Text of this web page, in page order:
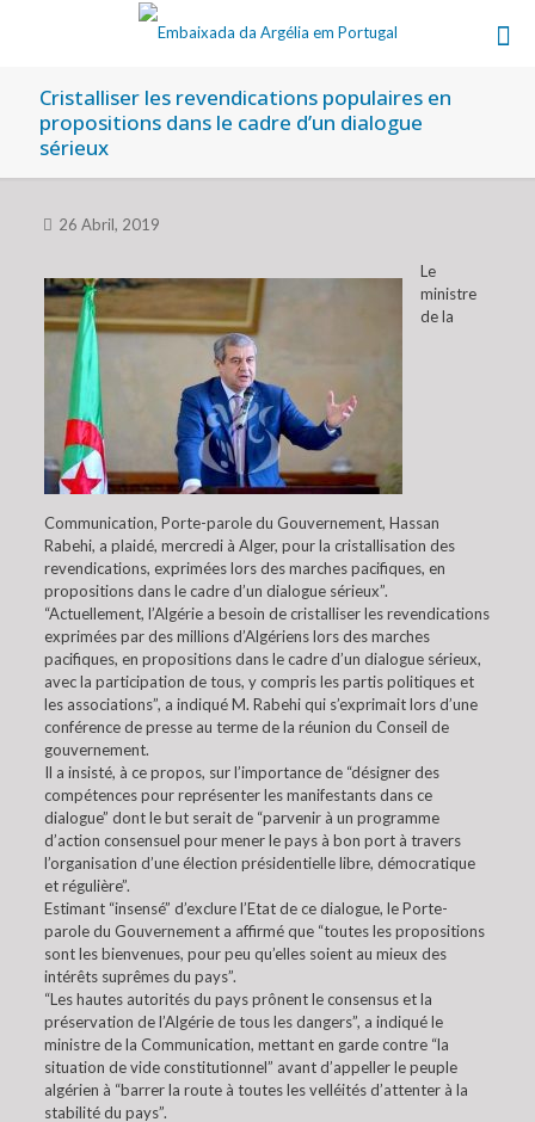
Cristalliser les revendications populaires en
propositions dans le cadre d’un dialogue
sérieux
26 Abril, 2019
Le
ministre
de la
Communication, Porte-parole du Gouvernement, Hassan
Rabehi, a plaidé, mercredi à Alger, pour la cristallisation des
revendications, exprimées lors des marches pacifiques, en
propositions dans le cadre d’un dialogue sérieux”.
“Actuellement, l’Algérie a besoin de cristalliser les revendications
exprimées par des millions d’Algériens lors des marches
pacifiques, en propositions dans le cadre d’un dialogue sérieux,
avec la participation de tous, y compris les partis politiques et
les associations”, a indiqué M. Rabehi qui s’exprimait lors d’une
conférence de presse au terme de la réunion du Conseil de
gouvernement.
Il a insisté, à ce propos, sur l’importance de “désigner des
compétences pour représenter les manifestants dans ce
dialogue” dont le but serait de “parvenir à un programme
d’action consensuel pour mener le pays à bon port à travers
l’organisation d’une élection présidentielle libre, démocratique
et régulière”.
Estimant “insensé” d’exclure l’Etat de ce dialogue, le Porte-
parole du Gouvernement a affirmé que “toutes les propositions
sont les bienvenues, pour peu qu’elles soient au mieux des
intérêts suprêmes du pays”.
“Les hautes autorités du pays prônent le consensus et la
préservation de l’Algérie de tous les dangers”, a indiqué le
ministre de la Communication, mettant en garde contre “la
situation de vide constitutionnel” avant d’appeller le peuple
algérien à “barrer la route à toutes les velléités d’attenter à la
stabilité du pays”.